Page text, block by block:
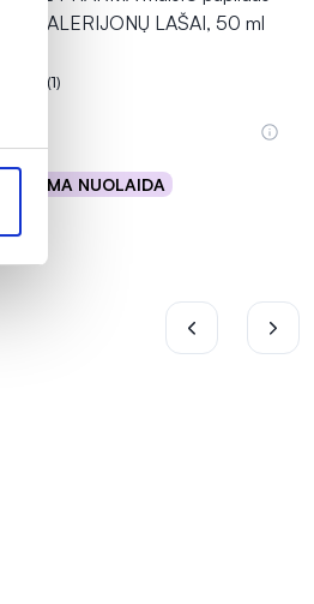
VALERIJONŲ LAŠAI, 50 ml
5.0 iš 5
(1)
NUOLAIDA
Į krepšelį